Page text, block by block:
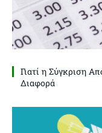
Γιατί η Σύγκριση
Διαφορά